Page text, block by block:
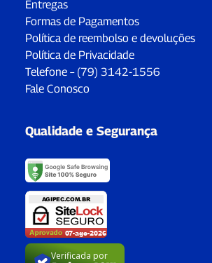
Entregas
Formas de Pagamentos
Política de reembolso e devoluções
Política de Privacidade
Telefone – (79) 3142-1556
Fale Conosco
Qualidade e Segurança
Verificada por